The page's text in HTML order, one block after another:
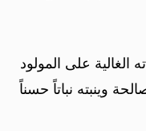
الغالية على المولود
وينبته نباتاً حسناً